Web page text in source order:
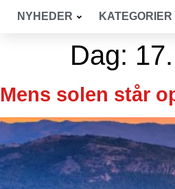
NYHEDER KATEGORIER
Dag:
Mens solen står